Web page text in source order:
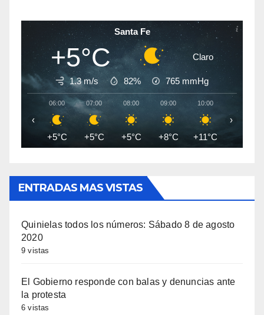
Santa Fe
+5°C Claro
1.3 m/s 82% 765 mmHg
06:00
+5°C
07:00
+5°C
08:00
+5°C
09:00
+8°C
10:00
+11°C +13°C
‹ ›
ENTRADAS MAS VISTAS
Quinielas todos los números: Sábado 8 de agosto
2020
9 vistas
El Gobierno responde con balas y denuncias ante
la protesta
6 vistas